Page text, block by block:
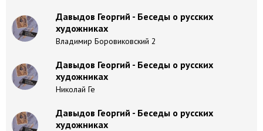
Давыдов Георгий - Беседы о русских
художниках
Владимир Боровиковский 2
Давыдов Георгий - Беседы о русских
художниках
Николай Ге
Давыдов Георгий - Беседы о русских
художниках